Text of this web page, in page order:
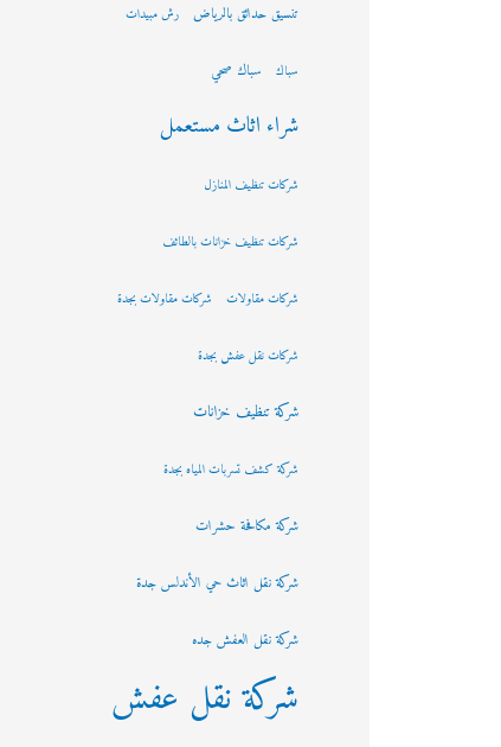
تنسيق حدائق بالرياض رش مبيدات
سباك سباك صحي
شراء اثاث مستعمل
شركات تنظيف المنازل
شركات تنظيف خزانات بالطائف
شركات مقاولات شركات مقاولات بجدة
شركات نقل عفش بجدة
شركة تنظيف خزانات
شركة كشف تسربات المياه بجدة
شركة مكافحة حشرات
شركة نقل اثاث حي الأندلس جدة
شركة نقل العفش جده
شركة نقل عفش